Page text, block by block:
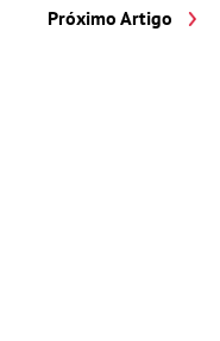
Próximo Artigo